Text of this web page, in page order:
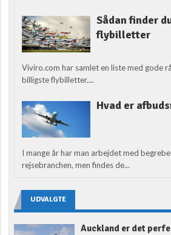
Sådan finder
flybilletter
Viviro.com har samlet en liste med gode
billigste flybilletter....
Hvad er
I mange år har man arbejdet med
rejsebranchen, men findes de...
UDVALGTE
Auckland er det